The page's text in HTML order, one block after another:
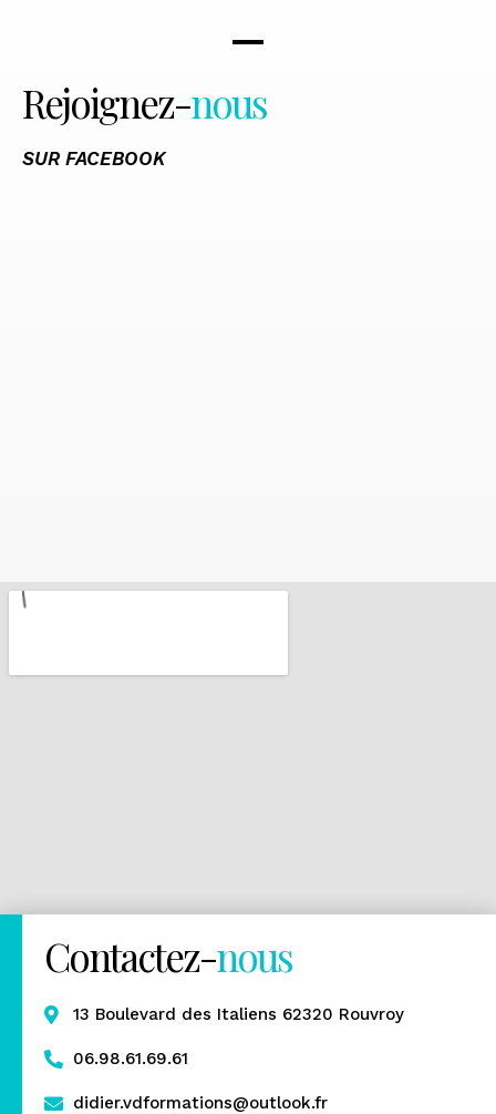
Rejoignez-nous
SUR FACEBOOK
Contactez-nous
13 Boulevard des Italiens 62320 Rouvroy
06.98.61.69.61
didier.vdformations@outlook.fr